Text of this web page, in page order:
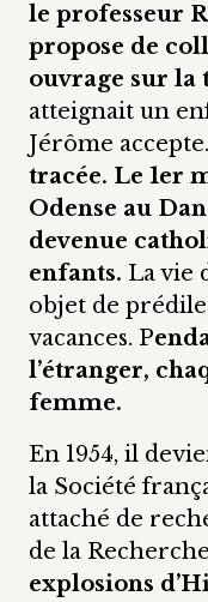
le professeur
propose de
ouvrage sur la
atteignait un
Jérôme accepte.
tracée. Le 1er
Odense au
devenue
enfants. La vie
objet de
vacances. P
l’étranger,
femme.
En 1954, il
la Société
attaché de
de la
explosions